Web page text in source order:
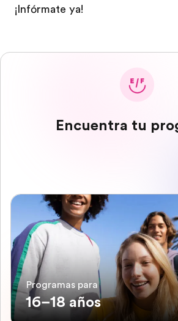
¡Infórmate ya!
Encuentra tu
Programas para
16–18 años